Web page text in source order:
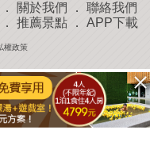
． 關於我們 ． 聯絡我們
． 推薦景點． APP下載
權政策